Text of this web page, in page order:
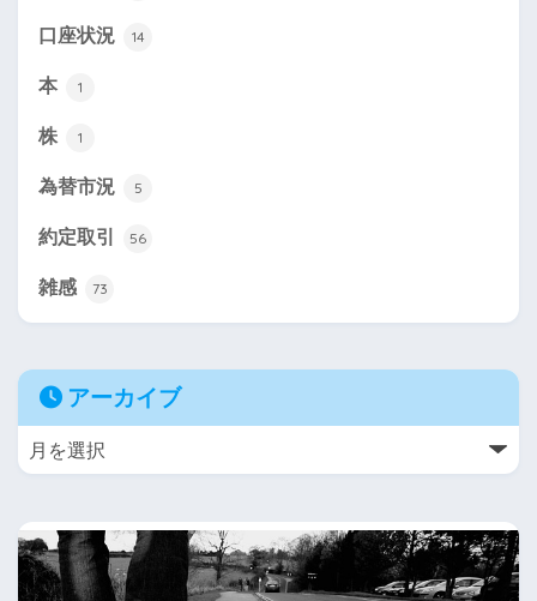
口座状況 14
本 1
株 1
為替市況 5
約定取引 56
雑感 73
アーカイブ